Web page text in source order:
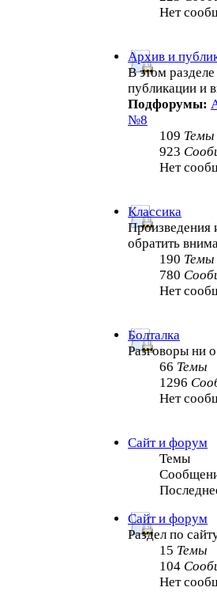
Нет
Архив и
В этом
публикации и
Подфорумы:
№8
109 Темы
923
Нет
Классика
Произведения
обратить
190 Темы
780
Нет
Болталка
Разговоры ни
66 Темы
1296
Нет
Сайт и форум
Темы
Сайт и форум
Раздел по
15 Темы
104
Нет